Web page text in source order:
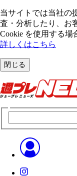
当サイトでは当社の
査・分析したり、お
Cookie を使⽤する場
詳しくはこちら
閉じる